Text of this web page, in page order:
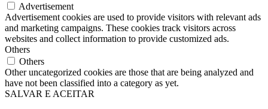
Advertisement
Advertisement cookies are used to provide visitors with relevant ads
and marketing campaigns. These cookies track visitors across
websites and collect information to provide customized ads.
Others
Others
Other uncategorized cookies are those that are being analyzed and
have not been classified into a category as yet.
SALVAR E ACEITAR